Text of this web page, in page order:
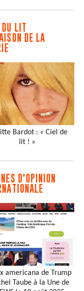
DU LIT
DE LA
Bardot : « Ciel de
lit ! »
D'OPINION
americana de Trump
Taube à la Une de